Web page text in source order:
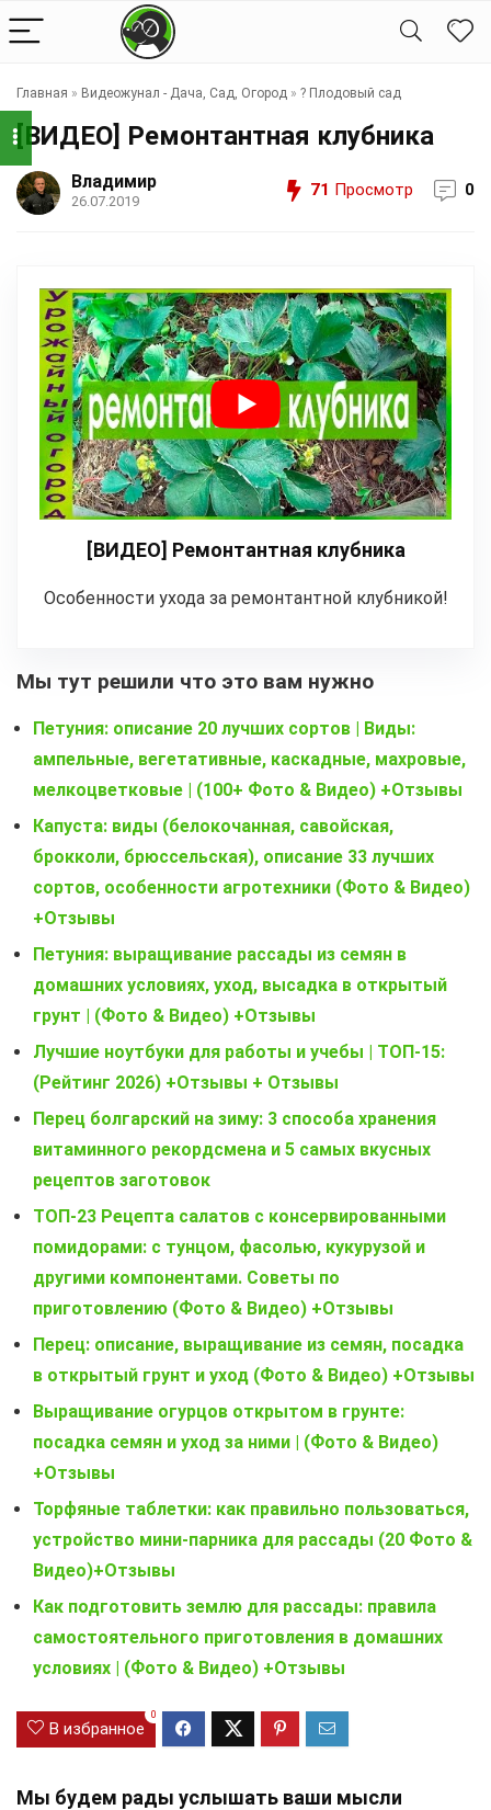
Главная » Видеожунал - Дача, Сад, Огород » ?️ Плодовый сад
[ВИДЕО] Ремонтантная клубника
Владимир
26.07.2019
71 Просмотр 0
[ВИДЕО] Ремонтантная клубника
Особенности ухода за ремонтантной клубникой!
Мы тут решили что это вам нужно
Петуния: описание 20 лучших сортов | Виды:
ампельные, вегетативные, каскадные, махровые,
мелкоцветковые | (100+ Фото & Видео) +Отзывы
Капуста: виды (белокочанная, савойская,
брокколи, брюссельская), описание 33 лучших
сортов, особенности агротехники (Фото & Видео)
+Отзывы
Петуния: выращивание рассады из семян в
домашних условиях, уход, высадка в открытый
грунт | (Фото & Видео) +Отзывы
Лучшие ноутбуки для работы и учебы | ТОП-15:
(Рейтинг 2026) +Отзывы + Отзывы
Перец болгарский на зиму: 3 способа хранения
витаминного рекордсмена и 5 самых вкусных
рецептов заготовок
ТОП-23 Рецепта салатов с консервированными
помидорами: с тунцом, фасолью, кукурузой и
другими компонентами. Советы по
приготовлению (Фото & Видео) +Отзывы
Перец: описание, выращивание из семян, посадка
в открытый грунт и уход (Фото & Видео) +Отзывы
Выращивание огурцов открытом в грунте:
посадка семян и уход за ними | (Фото & Видео)
+Отзывы
Торфяные таблетки: как правильно пользоваться,
устройство мини-парника для рассады (20 Фото &
Видео)+Отзывы
Как подготовить землю для рассады: правила
самостоятельного приготовления в домашних
условиях | (Фото & Видео) +Отзывы
В избранное
0
Мы будем рады услышать ваши мысли